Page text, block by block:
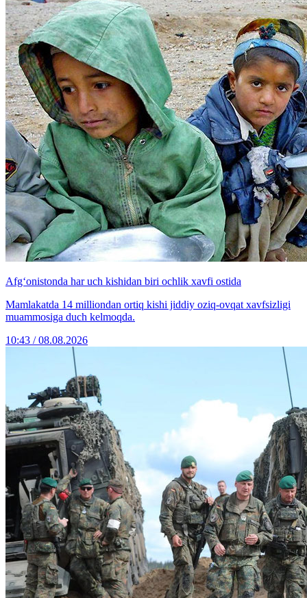
Afg‘onistonda har uch kishidan biri ochlik xavfi ostida
Mamlakatda 14 milliondan ortiq kishi jiddiy oziq-ovqat xavfsizligi
muammosiga duch kelmoqda.
10:43 / 08.08.2026